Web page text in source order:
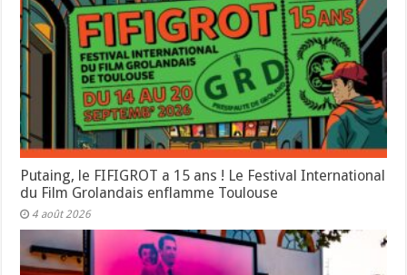
Putaing, le FIFIGROT a 15 ans ! Le Festival International
du Film Grolandais enflamme Toulouse
4 août 2026